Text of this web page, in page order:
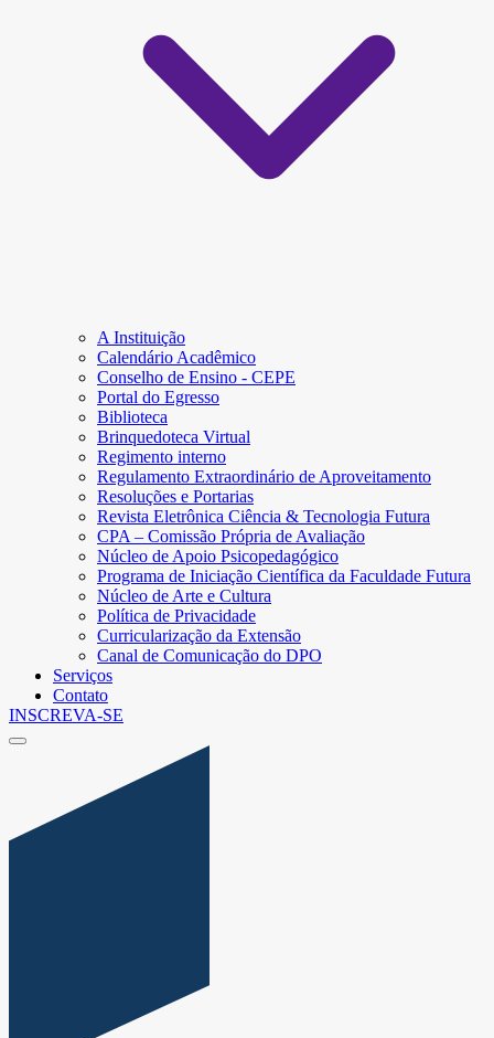
A Instituição
Calendário Acadêmico
Conselho de Ensino - CEPE
Portal do Egresso
Biblioteca
Brinquedoteca Virtual
Regimento interno
Regulamento Extraordinário de Aproveitamento
Resoluções e Portarias
Revista Eletrônica Ciência & Tecnologia Futura
CPA – Comissão Própria de Avaliação
Núcleo de Apoio Psicopedagógico
Programa de Iniciação Científica da Faculdade Futura
Núcleo de Arte e Cultura
Política de Privacidade
Curricularização da Extensão
Canal de Comunicação do DPO
Serviços
Contato
INSCREVA-SE